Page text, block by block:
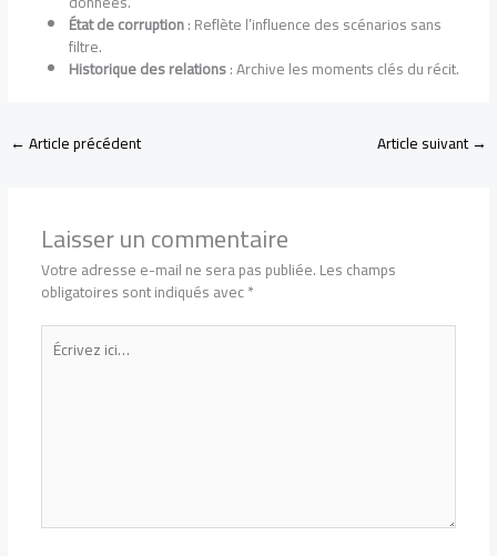
État de corruption: Reflète l’influence des scénarios sans
filtre.
Historique des relations: Archive les moments clés du récit.
←Article précédent Article suivant→
Laisser un commentaire
Votre adresse e-mail ne sera pas publiée.Les champs
obligatoires sont indiqués avec*
Écrivez
ici…